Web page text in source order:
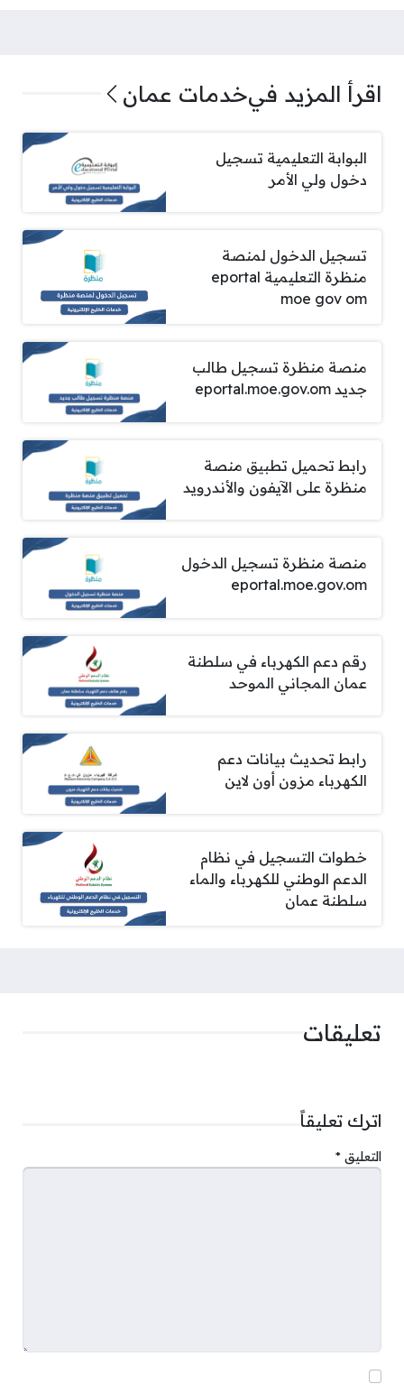
اقرأ المزيد فيخدمات عمان
البوابة التعليمية تسجيل
دخول ولي الأمر
تسجيل الدخول لمنصة
منظرة التعليمية eportal
moe gov om
منصة منظرة تسجيل طالب
جديد eportal.moe.gov.om
رابط تحميل تطبيق منصة
منظرة على الآيفون والأندرويد
منصة منظرة تسجيل الدخول
eportal.moe.gov.om
رقم دعم الكهرباء في سلطنة
عمان المجاني الموحد
رابط تحديث بيانات دعم
الكهرباء مزون أون لاين
خطوات التسجيل في نظام
الدعم الوطني للكهرباء والماء
سلطنة عمان
تعليقات
اترك تعليقاً
التعليق *